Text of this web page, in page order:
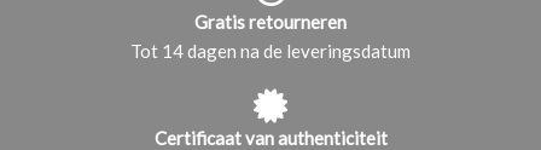
Gratis retourneren
Tot 14 dagen na de leveringsdatum
Certificaat van authenticiteit